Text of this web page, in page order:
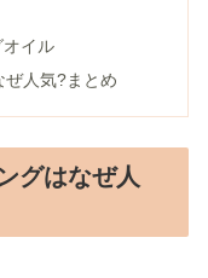
オイル
ぜ人気?まとめ
グはなぜ人